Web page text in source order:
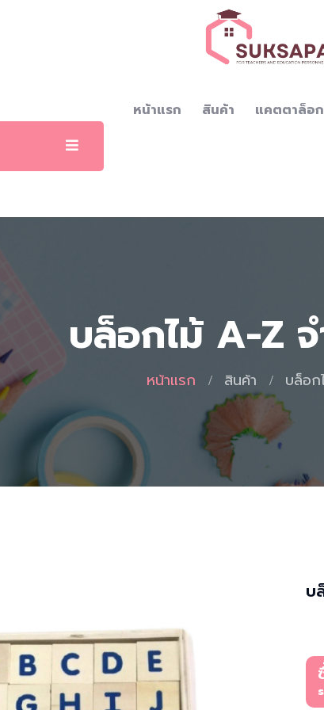
หน้าแรก สินค้า แคตตาล็อ
บล็อกไม้ A-Z
หน้าแรก สินค้า บล็อ
บ